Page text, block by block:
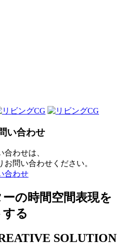
い合わせ
合わせは、
問い合わせください。
合わせ
の時間空間表現を
る
SOLUTION